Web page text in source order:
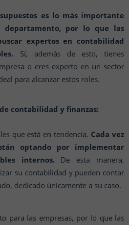
es lo más importante
por lo que las
expertos en contabilidad
Sí, además de esto, tienes
o eres experto en un sector
para alcanzar estos roles.
contabilidad y finanzas:
que está en tendencia. Cada vez
optando por implementar
internos.De esta manera,
su contabilidad y pueden contar
dedicado únicamente a su caso.
para las empresas, por lo que las